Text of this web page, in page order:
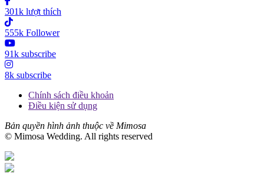
301k lượt thích
555k Follower
91k subscribe
8k subscribe
Chính sách điều khoản
Điều kiện sử dụng
Bản quyền hình ảnh thuộc về Mimosa
© Mimosa Wedding. All rights reserved